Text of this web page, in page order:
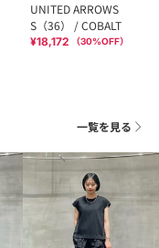
UNITED ARROWS
S（36） / COBALT
¥18,172 （30%OFF）
一覧を見る